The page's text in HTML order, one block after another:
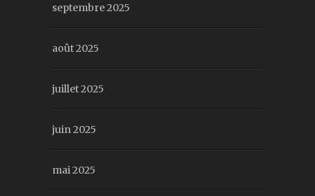
septembre 2025
août 2025
juillet 2025
juin 2025
mai 2025